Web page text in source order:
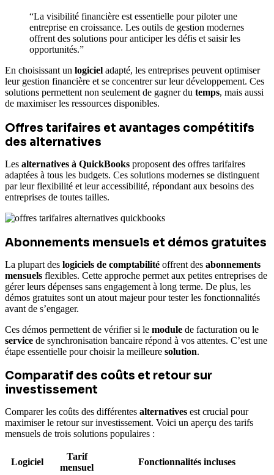
“La visibilité financière est essentielle pour piloter une
entreprise en croissance. Les outils de gestion modernes
offrent des solutions pour anticiper les défis et saisir les
opportunités.”
En choisissant un logiciel adapté, les entreprises peuvent optimiser
leur gestion financière et se concentrer sur leur développement. Ces
solutions permettent non seulement de gagner du temps, mais aussi
de maximiser les ressources disponibles.
Offres tarifaires et avantages compétitifs
des alternatives
Les alternatives à QuickBooks proposent des offres tarifaires
adaptées à tous les budgets. Ces solutions modernes se distinguent
par leur flexibilité et leur accessibilité, répondant aux besoins des
entreprises de toutes tailles.
Abonnements mensuels et démos gratuites
La plupart des logiciels de comptabilité offrent des abonnements
mensuels flexibles. Cette approche permet aux petites entreprises de
gérer leurs dépenses sans engagement à long terme. De plus, les
démos gratuites sont un atout majeur pour tester les fonctionnalités
avant de s’engager.
Ces démos permettent de vérifier si le module de facturation ou le
service de synchronisation bancaire répond à vos attentes. C’est une
étape essentielle pour choisir la meilleure solution.
Comparatif des coûts et retour sur
investissement
Comparer les coûts des différentes alternatives est crucial pour
maximiser le retour sur investissement. Voici un aperçu des tarifs
mensuels de trois solutions populaires :
Logiciel
Tarif
mensuel
Fonctionnalités incluses